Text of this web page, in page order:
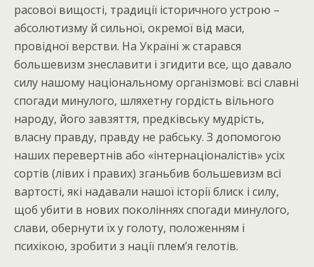
расової вищості, традиції історичного устрою –
абсолютизму й сильної, окремої від маси,
провідної верстви. На Україні ж старався
большевизм знеславити і згидити все, що давало
силу нашому національному організмові: всі славні
спогади минулого, шляхетну гордість вільного
народу, його завзяття, предківську мудрість,
власну правду, правду не рабську. З допомогою
наших перевертнів або «інтернаціоналістів» усіх
сортів (лівих і правих) зганьбив большевизм всі
вартості, які надавали нашої історії блиск і силу,
щоб убити в нових поколіннях спогади минулого,
слави, обернути їх у голоту, положенням і
психікою, зробити з нації плем’я гелотів.